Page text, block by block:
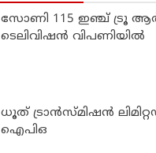
സോണി 115 ഇഞ്ച് ട്രൂ
ടെലിവിഷൻ വിപണിയിൽ
ധൂത് ട്രാൻസ്മിഷൻ
ഐപിഒ